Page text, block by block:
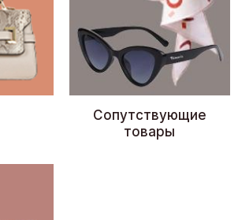
Сопутствующие
товары